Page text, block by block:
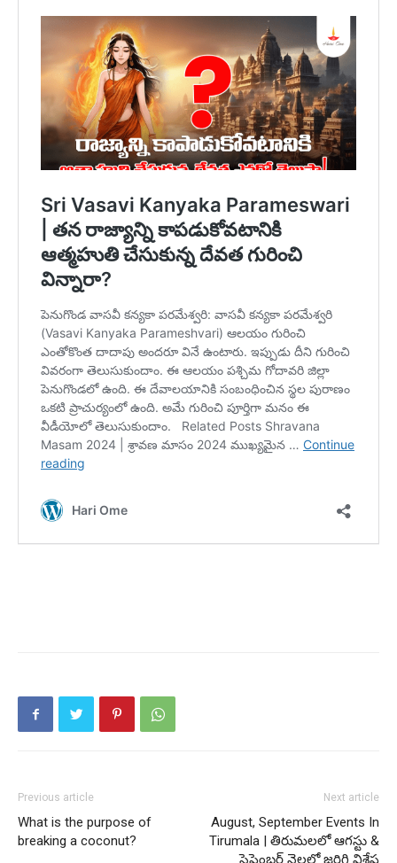
Previous article
What is the purpose of
breaking a coconut?
Next article
August, September Events In
Tirumala | తిరుమలలో ఆగస్టు &